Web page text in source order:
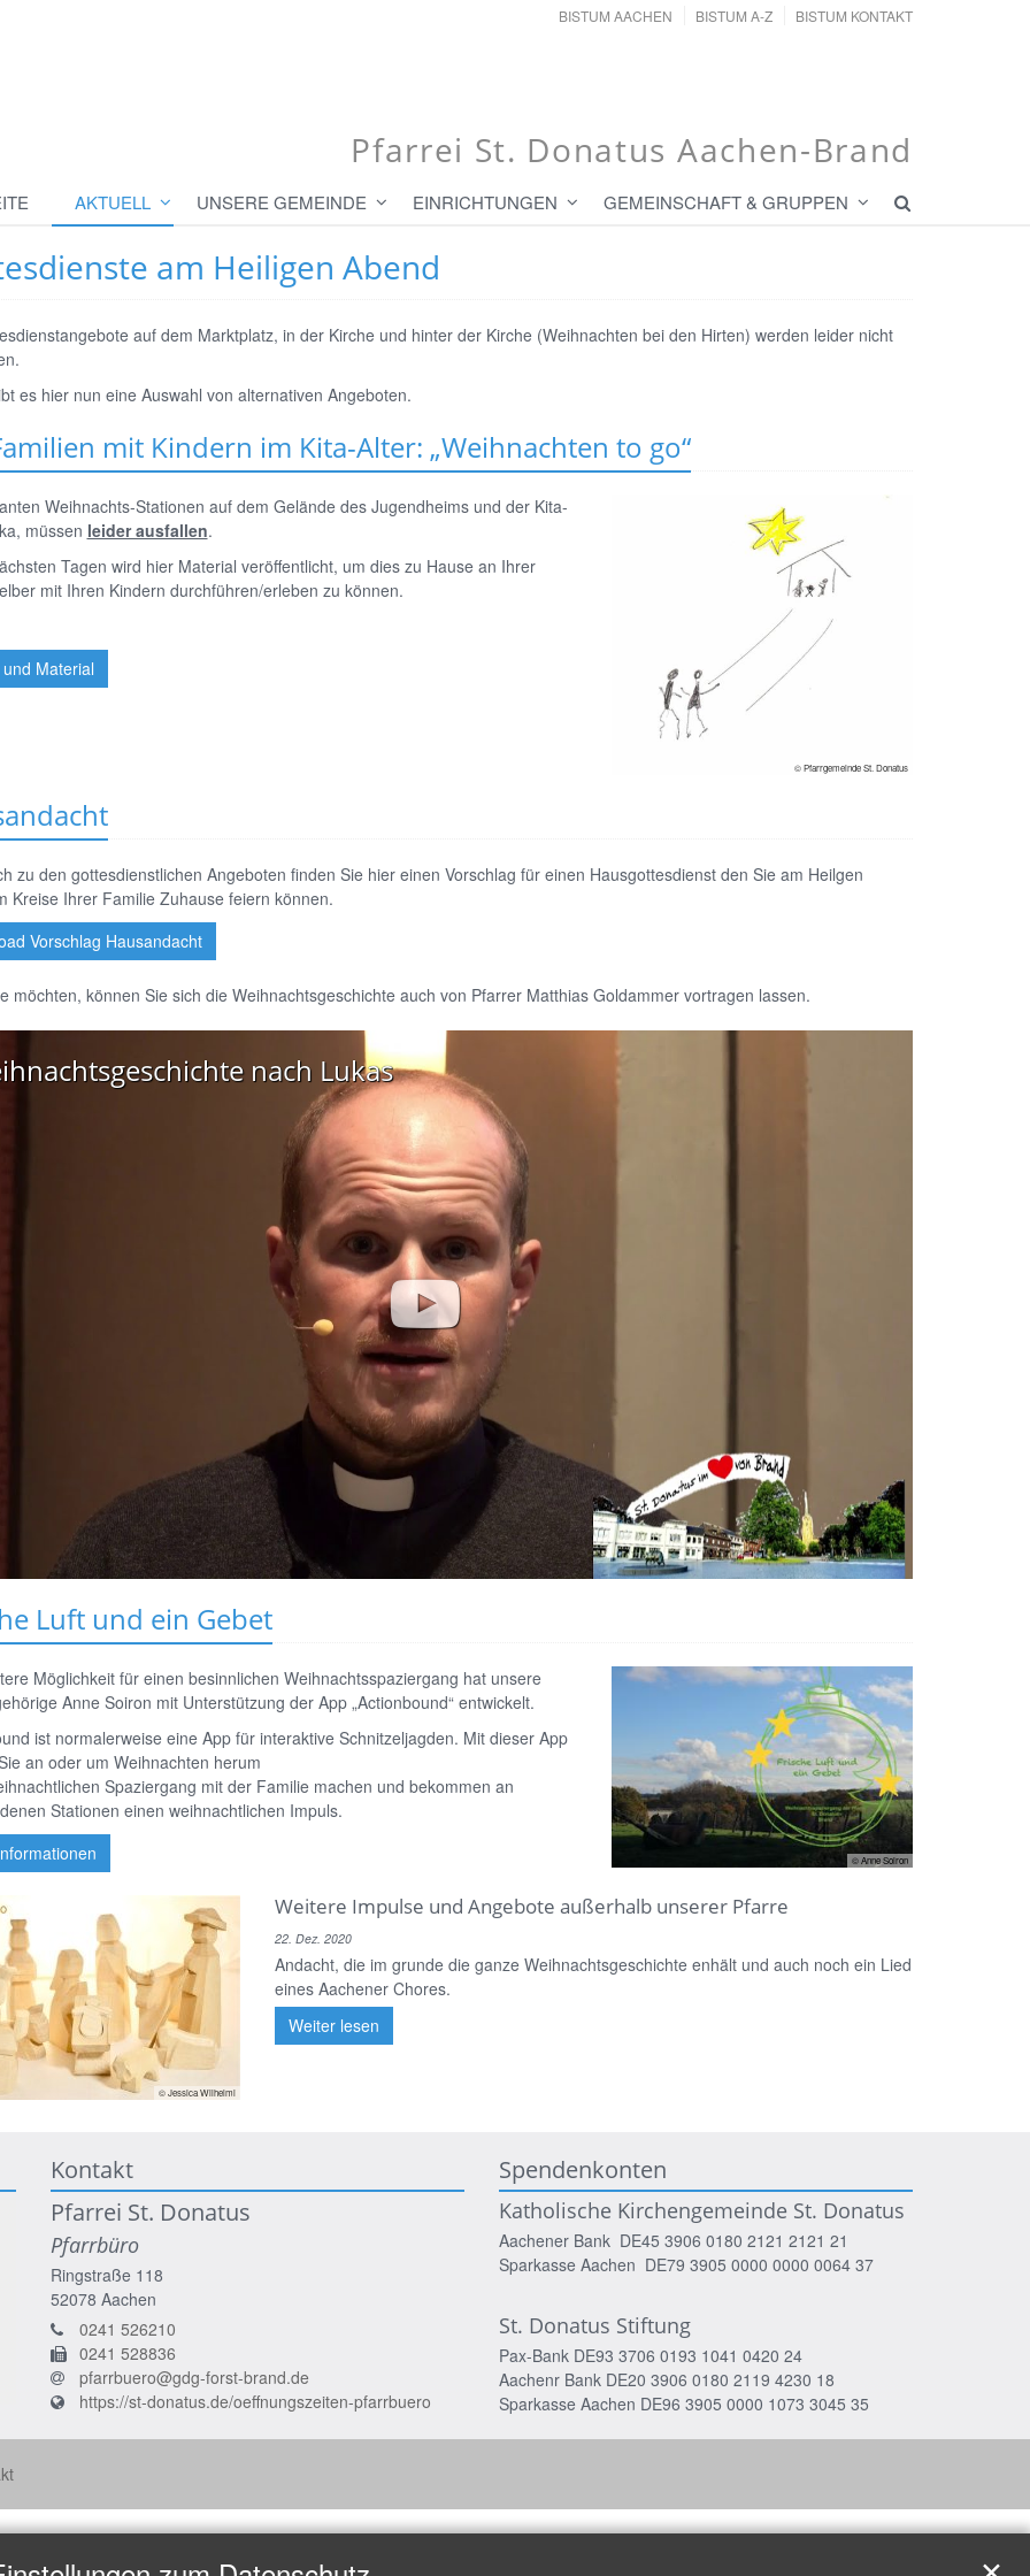
BISTUM AACHEN BISTUM A-Z BISTUM KONTAKT
Pfarrei St. Donatus Aachen-Brand
AKTUELL UNSERE GEMEINDE EINRICHTUNGEN GEMEINSCHAFT & GRUPPEN
am Heiligen Abend
auf dem Marktplatz, in der Kirche und hinter der Kirche (Weihnachten bei den Hirten) werden leider nicht
es hier nun eine Auswahl von alternativen Angeboten.
mit Kindern im Kita-Alter: „Weihnachten to go“
© Pfarrgemeinde St. Donatus
Weihnachts-Stationen auf dem Gelände des Jugendheims und der Kita-
müssen leider ausfallen.
Tagen wird hier Material veröffentlicht, um dies zu Hause an Ihrer
mit Ihren Kindern durchführen/erleben zu können.
Material
zu den gottesdienstlichen Angeboten finden Sie hier einen Vorschlag für einen Hausgottesdienst den Sie am Heilgen
Kreise Ihrer Familie Zuhause feiern können.
Vorschlag Hausandacht
möchten, können Sie sich die Weihnachtsgeschichte auch von Pfarrer Matthias Goldammer vortragen lassen.
nach Lukas
Luft und ein Gebet
© Anne Soiron
Möglichkeit für einen besinnlichen Weihnachtsspaziergang hat unsere
Anne Soiron mit Unterstützung der App „Actionbound“ entwickelt.
ist normalerweise eine App für interaktive Schnitzeljagden. Mit dieser App
an oder um Weihnachten herum
Spaziergang mit der Familie machen und bekommen an
Stationen einen weihnachtlichen Impuls.
© Jessica Wilhelmi
Weitere Impulse und Angebote außerhalb unserer Pfarre
22. Dez. 2020
Andacht, die im grunde die ganze Weihnachtsgeschichte enhält und auch noch ein Lied
eines Aachener Chores.
Weiter lesen
Kontakt
Pfarrei St. Donatus
Pfarrbüro
Ringstraße 118
52078 Aachen
0241 526210
0241 528836
pfarrbuero@gdg-forst-brand.de
https://st-donatus.de/oeffnungszeiten-pfarrbuero
Spendenkonten
Katholische Kirchengemeinde St. Donatus
Aachener Bank DE45 3906 0180 2121 2121 21
Sparkasse Aachen DE79 3905 0000 0000 0064 37
St. Donatus Stiftung
Pax-Bank DE93 3706 0193 1041 0420 24
Aachenr Bank DE20 3906 0180 2119 4230 18
Sparkasse Aachen DE96 3905 0000 1073 3045 35